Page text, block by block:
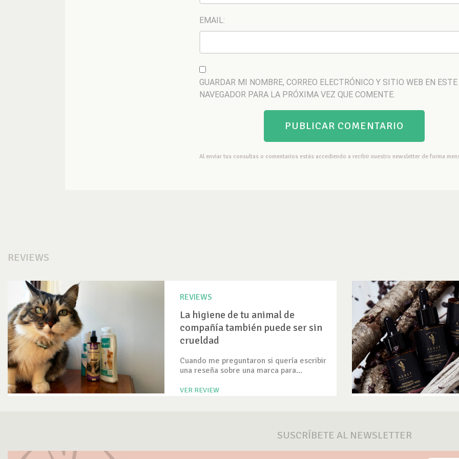
EMAIL:
GUARDAR MI NOMBRE, CORREO ELECTRÓNICO Y SITIO WEB EN ESTE
NAVEGADOR PARA LA PRÓXIMA VEZ QUE COMENTE.
Al enviar tus consultas o comentarios estás accediendo a recibir nuestro newsletter de forma
REVIEWS
REVIEWS
La higiene de tu animal de
compañía también puede ser sin
crueldad
Cuando me preguntaron si quería escribir
una reseña sobre una marca para...
VER REVIEW
SUSCRÍBETE AL NEWSLETTER